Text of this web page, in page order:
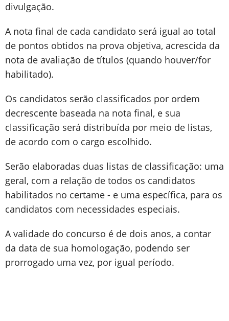
divulgação.
A nota final de cada candidato será igual ao total
de pontos obtidos na prova objetiva, acrescida da
nota de avaliação de títulos (quando houver/for
habilitado).
Os candidatos serão classificados por ordem
decrescente baseada na nota final, e sua
classificação será distribuída por meio de listas,
de acordo com o cargo escolhido.
Serão elaboradas duas listas de classificação: uma
geral, com a relação de todos os candidatos
habilitados no certame - e uma específica, para os
candidatos com necessidades especiais.
A validade do concurso é de dois anos, a contar
da data de sua homologação, podendo ser
prorrogado uma vez, por igual período.